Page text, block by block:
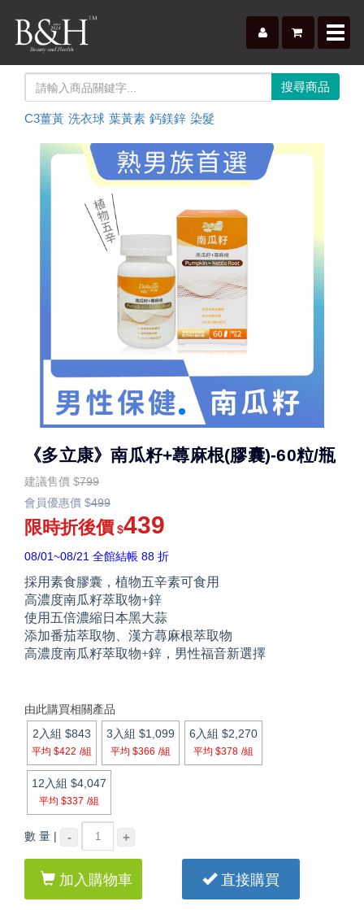
C3薑黃 洗衣球 葉黃素 鈣鎂鋅 染髮
《多立康》南瓜籽+蕁麻根(膠囊)-60粒/瓶
建議售價 $799
會員優惠價 $499
限時折後價 $439
08/01~08/21 全館結帳 88 折
採用素食膠囊，植物五辛素可食用
高濃度南瓜籽萃取物+鋅
使用五倍濃縮日本黑大蒜
添加番茄萃取物、漢方蕁麻根萃取物
高濃度南瓜籽萃取物+鋅，男性福音新選擇
由此購買相關產品
2入組 $843
平均 $422 /組
3入組 $1,099
平均 $366 /組
6入組 $2,270
平均 $378 /組
12入組 $4,047
平均 $337 /組
數 量 | - +
加入購物車 直接購買